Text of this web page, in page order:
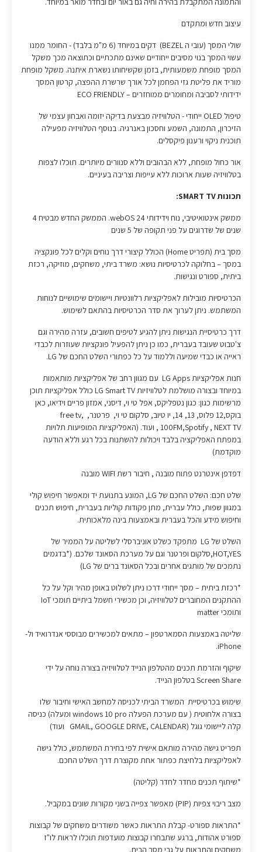
עיצוב חדש ומתקדם
שולי המסך (עובי ה BEZEL) דקים במיוחד (6 מ"מ בלבד) - החומר ממנו
עשוי המסך בנוי מסיבים ייחודיים שאינם מתכתיים וכתוצאה מכך משקל
המסך מופחת משמעותית, בזמן שקשיחותו נשארת איתנה. משקל מופחת
מוריד את פליטת גזי הפחמן לכל אורך שרשרת ההפצה, קרטון המסך
ידידותי לסביבה ומחומרים ממוחזרים – ECO FRIENDLY
טיפול OLED ייחודי - הטלוויזיה מבצעת בדיקה יזומה ואבחון עצמי של
הזיכרון, התמונה, השמע וחסכון באנרגיה. בנוסף הטלוויזיה מפעילה
תוכנית ניקוי ורענון פיקסלים.
אור כחול מופחת, ללא הבהובים וללא סנוורים מיותרים. תוכלו לצפות
בטלוויזיה שעות ארוכות ללא עייפות וצריבה בעיניים.
תכונות SMART TV:
ממשק אינטואיטיבי, נוח וידידותי 24 webOS. הממשק החדש מבטיח 4
שנים של שדרוגים על פני תקופה של 5 שנים
מסך בית (תפריט Home) הכולל קיצורי דרך נוחים וקלים לכל פונקציה
במסך – בחלוקה לכרטיסיות נושא: משרד ביתי, משחקים, מוזיקה, רכזת
ביתית, ספורט ונגישות.
הכרטיסיות מובילות לאפליקציות רלוונטיות ויישומים שימושיים לנוחות
המשתמש. ניתן לערוך את סדר הכרטיסיות בהתאם לשימוש.
דרך כרטיסיית הנגישות ניתן להגיע לטיפים חשובים, עזרה מהירה וגם
צ'טבוט שעובד בעברית, כמו כן ניתן להפעיל פונקציות שעוזרות לכבדי
ראייה או כבדי שמיעה וללמוד על כל כפתורי השלט החכם של LG.
חנות אפליקציות LG Apps עם מגוון רחב של אפליקציות מותאמות
במיוחד ובצורה מושלמת לטלוויזיות LG Smart TV כולל אפליקציות תוכן
מרשימות כגון: כגון נטפליקס, אפל טי וי, דיסני, אמזון פריים וידיאו, כאן
בוקס,12 פלוס, 13, 14, יו טיוב, סלקום טי וי, פרטנר, free tv,
100FM,Spotify , NEXT TV, ועוד. (האפליקציות המופיעות תלויות
במפתח האפליקציה בלבד ויכולות להשתנות בכל רגע וללא הודעה
מוקדמת)
דפדפן אינטרנט פתוח מובנה , חיבור רשת WIFI מובנה
שלט חכם: השלט החכם של LG, המונע בתנועת יד ומאפשר חיפוש קולי
במגוון שפות, כולל עברית, מתן פקודות קוליות בעברית, חיפוש תכנים
וחיפוש מידע והכל בעברית ובאמצעות בינה מלאכותית.
השלט של LG מתפקד כשלט אוניברסלי לשליטה על הממיר של
HOT,YES,סלקום ופרטנר וגם על מערכת הסאונד שלכם. (*בדגמים
נתמכים של מותגים אחרים ובכל הסאונד ברים של LG)
*רכזת ביתית – מסך ייחודי דרכו ניתן לשלוט באופן מהיר וקל על כל
ההתקנים המחוברים לטלוויזיה, וכן מכשירי חשמל ביתיים תומכי IoT
ותומכי matter
שליטה באמצעות הסמארטפון – מתאים למכשירים מבוססי אנדרואיד ול-
iPhone.
שיקוף והזרמת תכנים מהטלפון הנייד לטלוויזיה בצורה נוחה על ידי
Screen Share בטלפון הנייד.
שימוש בכרטיסיית המשרד הביתי לכניסה למחשב האישי וחיבור שלו
בצורה אלחוטית ( עם מערכת הפעלה windows 10 pro ומעלה) כניסה
קלה ליישומי גוגל (GMAIL, GOOGLE DRIVE, CALENDAR ועוד)
תפריט גישה מהירה מותאם אישית לפי בחירת המשתמש, כולל גישה
לאפליקציות בלחיצת כפתור אחת מקוצרת דרך השלט החכם.
*שיתוף תכנים מחדר לחדר (קליטה)
מצב ריבוי צפיות (PIP) מאפשר צפייה בשני מקורות שונים במקביל.
*התראות ספורט- קבלת התראות כאשר משודרים משחקים של קבוצות
ספורט אהודות, ברגע שתבחרו קבוצות מועדפות תוכלו לראות לו"ז
משחקים והתראות על גבי מסך הבית.